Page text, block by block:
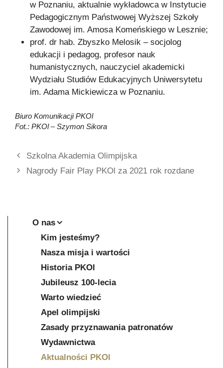
w Poznaniu, aktualnie wykładowca w Instytucie
Pedagogicznym Państwowej Wyższej Szkoły
Zawodowej im. Amosa Komeńskiego w Lesznie;
prof. dr hab. Zbyszko Melosik – socjolog
edukacji i pedagog, profesor nauk
humanistycznych, nauczyciel akademicki
Wydziału Studiów Edukacyjnych Uniwersytetu
im. Adama Mickiewicza w Poznaniu.
Biuro Komunikacji PKOl
Fot.: PKOl – Szymon Sikora
Szkolna Akademia Olimpijska
Nagrody Fair Play PKOl za 2021 rok rozdane
O nas
Kim jesteśmy?
Nasza misja i wartości
Historia PKOl
Jubileusz 100-lecia
Warto wiedzieć
Apel olimpijski
Zasady przyznawania patronatów
Wydawnictwa
Aktualności PKOl